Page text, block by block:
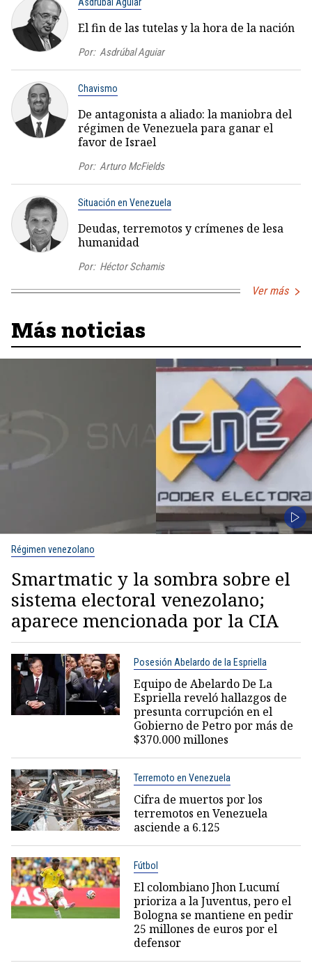
El fin de las tutelas y la hora de la nación
Por: Asdrúbal Aguiar
Chavismo
De antagonista a aliado: la maniobra del
régimen de Venezuela para ganar el
favor de Israel
Por: Arturo McFields
Situación en Venezuela
Deudas, terremotos y crímenes de lesa
humanidad
Por: Héctor Schamis
Ver más
Más noticias
Régimen venezolano
Smartmatic y la sombra sobre el
sistema electoral venezolano;
aparece mencionada por la CIA
Posesión Abelardo de la Espriella
Equipo de Abelardo De La
Espriella reveló hallazgos de
presunta corrupción en el
Gobierno de Petro por más de
$370.000 millones
Terremoto en Venezuela
Cifra de muertos por los
terremotos en Venezuela
asciende a 6.125
Fútbol
El colombiano Jhon Lucumí
prioriza a la Juventus, pero el
Bologna se mantiene en pedir
25 millones de euros por el
defensor